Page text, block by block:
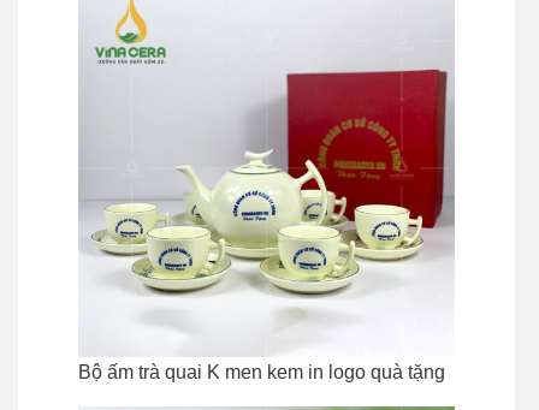
Bộ ấm trà quai K men kem in logo quà tặng